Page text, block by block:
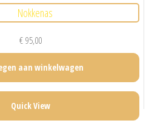
€95,00
aan winkelwagen
Quick View